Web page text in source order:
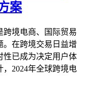
案
跨境电商、国际贸易
。在跨境交易日益增
性已成为决定用户体
2024年全球跨境电